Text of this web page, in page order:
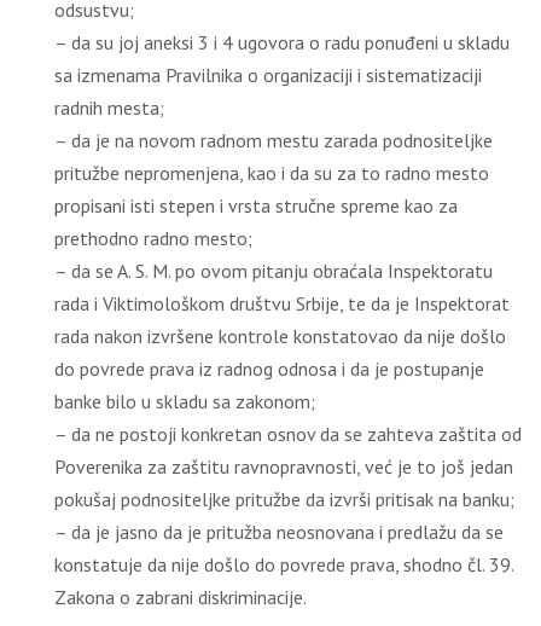
odsustvu;
– da su joj aneksi 3 i 4 ugovora o radu ponuđeni u skladu
sa izmenama Pravilnika o organizaciji i sistematizaciji
radnih mesta;
– da je na novom radnom mestu zarada podnositeljke
pritužbe nepromenjena, kao i da su za to radno mesto
propisani isti stepen i vrsta stručne spreme kao za
prethodno radno mesto;
– da se A. S. M. po ovom pitanju obraćala Inspektoratu
rada i Viktimološkom društvu Srbije, te da je Inspektorat
rada nakon izvršene kontrole konstatovao da nije došlo
do povrede prava iz radnog odnosa i da je postupanje
banke bilo u skladu sa zakonom;
– da ne postoji konkretan osnov da se zahteva zaštita od
Poverenika za zaštitu ravnopravnosti, već je to još jedan
pokušaj podnositeljke pritužbe da izvrši pritisak na banku;
– da je jasno da je pritužba neosnovana i predlažu da se
konstatuje da nije došlo do povrede prava, shodno čl. 39.
Zakona o zabrani diskriminacije.